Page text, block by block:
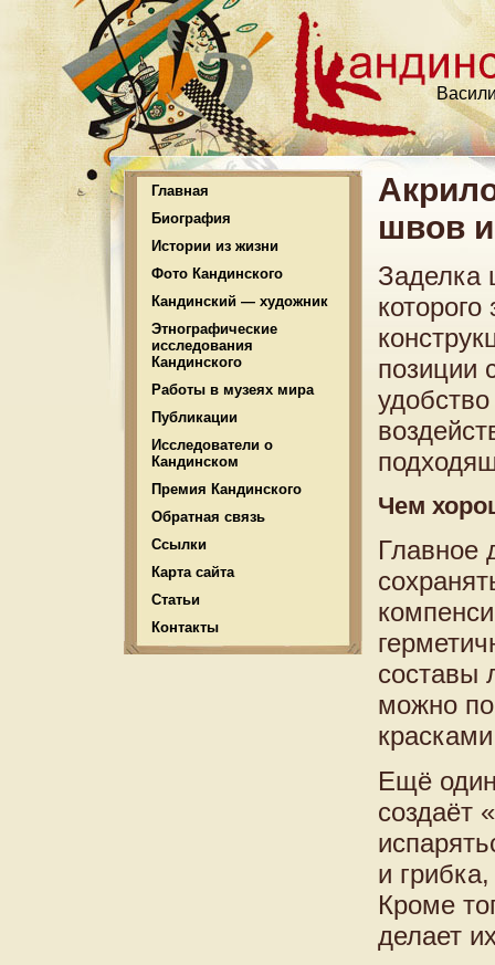
Главная
Биография
Истории из жизни
Фото Кандинского
Кандинский — художник
Этнографические
исследования
Кандинского
Работы в музеях мира
Публикации
Исследователи о
Кандинском
Премия Кандинского
Обратная связь
Ссылки
Карта сайта
Статьи
Контакты
швов
Заделка
позиции
Чем
Главное
составы
можно
Ещё
создаёт
и
Кроме
делает